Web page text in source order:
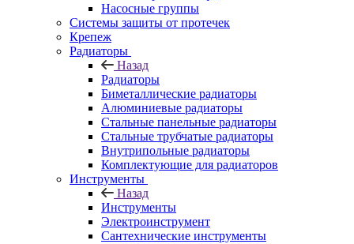
Насосные группы
Системы защиты от протечек
Крепеж
Радиаторы
Назад
Радиаторы
Биметаллические радиаторы
Алюминиевые радиаторы
Стальные панельные радиаторы
Стальные трубчатые радиаторы
Внутрипольные радиаторы
Комплектующие для радиаторов
Инструменты
Назад
Инструменты
Электроинструмент
Сантехнические инструменты